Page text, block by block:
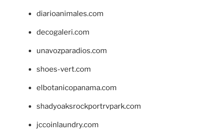
diarioanimales.com
decogaleri.com
unavozparadios.com
shoes-vert.com
elbotanicopanama.com
shadyoaksrockportrvpark.com
jccoinlaundry.com